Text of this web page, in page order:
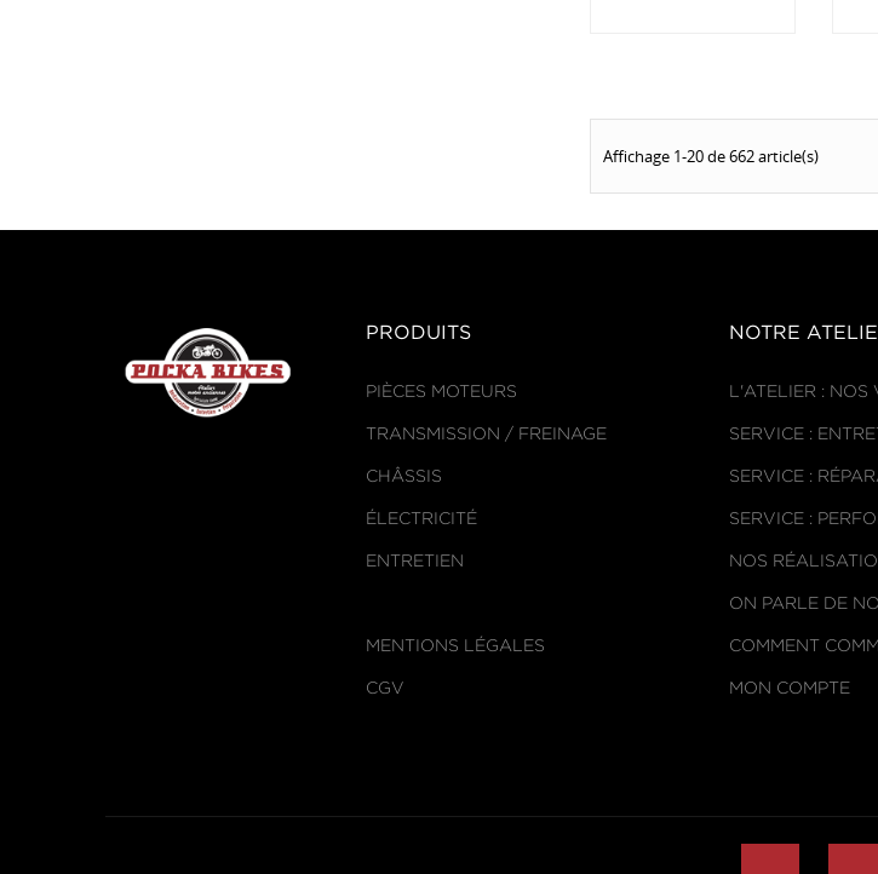
Affichage 1-20 de 662 article(s)
PRODUITS
PIÈCES MOTEURS
TRANSMISSION / FREINAGE
CHÂSSIS
ÉLECTRICITÉ
ENTRETIEN
MENTIONS LÉGALES
CGV
NOTRE
L'ATELIER : NOS
SERVICE :
SERVICE :
SERVICE :
NOS
ON PARLE DE
COMMENT
MON COMPTE